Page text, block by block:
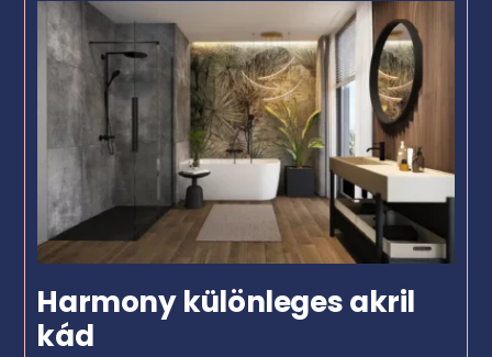
Harmony különleges akril
kád